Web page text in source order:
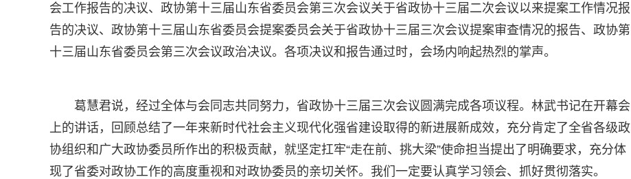
会工作报告的决议、政协第十三届山东省委员会第三次会议关于省政协十三届二次会议以来提案工作情况报
告的决议、政协第十三届山东省委员会提案委员会关于省政协十三届三次会议提案审查情况的报告、政协第
十三届山东省委员会第三次会议政治决议。各项决议和报告通过时，会场内响起热烈的掌声。
葛慧君说，经过全体与会同志共同努力，省政协十三届三次会议圆满完成各项议程。林武书记在开幕会
上的讲话，回顾总结了一年来新时代社会主义现代化强省建设取得的新进展新成效，充分肯定了全省各级政
协组织和广大政协委员所作出的积极贡献，就坚定扛牢“走在前、挑大梁”使命担当提出了明确要求，充分体
现了省委对政协工作的高度重视和对政协委员的亲切关怀。我们一定要认真学习领会、抓好贯彻落实。